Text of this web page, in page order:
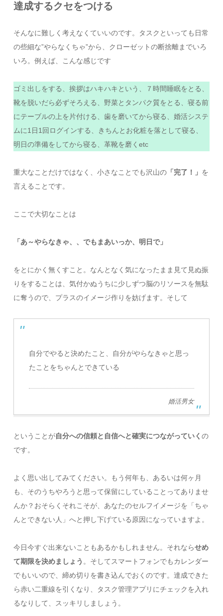
達成するクセをつける
そんなに難しく考えなくていいのです。タスクといっても日常
の些細な”やらなくちゃ”から、クローゼットの断捨離までいろ
いろ。例えば、こんな感じです
ゴミ出しをする、挨拶はハキハキという、７時間睡眠をとる、
靴を脱いだら必ずそろえる、野菜とタンパク質をとる、寝る前
にテーブルの上を片付ける、歯を磨いてから寝る、婚活システ
ムに1日1回ログインする、きちんとお化粧を落として寝る、
明日の準備をしてから寝る、革靴を磨くetc
重大なことだけではなく、小さなことでも沢山の 「完了！」 を
言えることです。
ここで大切なことは
「あ～やらなきゃ、、でもまあいっか、明日で」
をとにかく無くすこと。なんとなく気になったまま見て見ぬ振
りをすることは、気付かぬうちに少しずつ脳のリソースを無駄
に奪うので、プラスのイメージ作りを妨げます。そして
自分でやると決めたこと、自分がやらなきゃと思っ
たことをちゃんとできている
婚活男女
ということが自分への信頼と自信へと確実につながっていくの
です。
よく思い出してみてください。もう何年も、あるいは何ヶ月
も、そのうちやろうと思って保留にしていることってありませ
んか？おそらくそれこそが、あなたのセルフイメージを「ちゃ
んとできない人」へと押し下げている原因になっていますよ。
今日今すぐ出来ないこともあるかもしれません。それならせめ
て期限を決めましょう 。そしてスマートフォンでもカレンダー
でもいいので、締め切りを書き込んでおくのです。達成できた
ら赤い二重線を引くなり、タスク管理アプリにチェックを入れ
るなりして、スッキリしましょう。